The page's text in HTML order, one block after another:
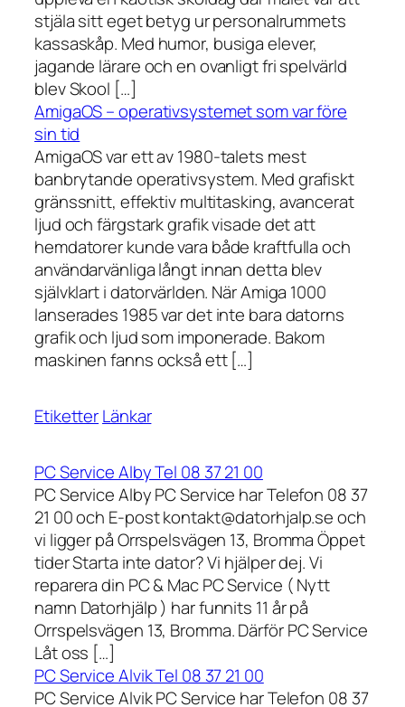
stjäla sitt eget betyg ur personalrummets
kassaskåp. Med humor, busiga elever,
jagande lärare och en ovanligt fri spelvärld
blev Skool […]
AmigaOS – operativsystemet som var före
sin tid
AmigaOS var ett av 1980-talets mest
banbrytande operativsystem. Med grafiskt
gränssnitt, effektiv multitasking, avancerat
ljud och färgstark grafik visade det att
hemdatorer kunde vara både kraftfulla och
användarvänliga långt innan detta blev
självklart i datorvärlden. När Amiga 1000
lanserades 1985 var det inte bara datorns
grafik och ljud som imponerade. Bakom
maskinen fanns också ett […]
EtiketterLänkar
PC Service Alby Tel 08 37 21 00
PC Service Alby PC Service har Telefon 08 37
21 00 och E-post kontakt@datorhjalp.se och
vi ligger på Orrspelsvägen 13, Bromma Öppet
tider Starta inte dator? Vi hjälper dej. Vi
reparera din PC & Mac PC Service ( Nytt
namn Datorhjälp ) har funnits 11 år på
Orrspelsvägen 13, Bromma. Därför PC Service
Låt oss […]
PC Service Alvik Tel 08 37 21 00
PC Service Alvik PC Service har Telefon 08 37